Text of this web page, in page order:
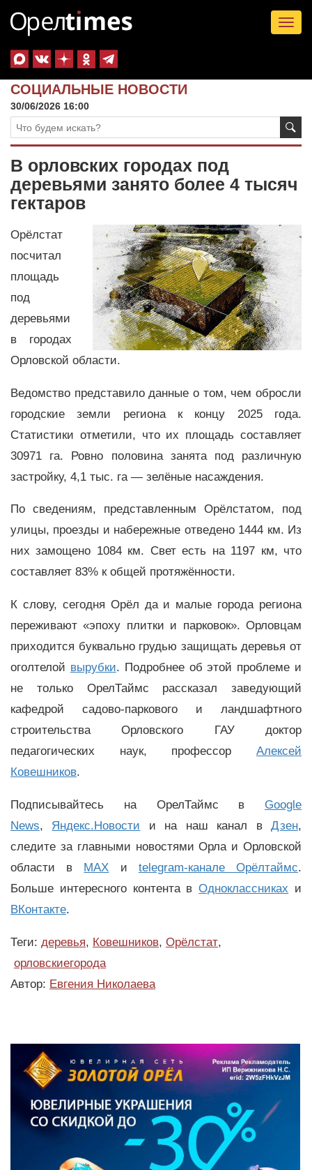
СОЦИАЛЬНЫЕ НОВОСТИ
30/06/2026 16:00
В орловских городах под
деревьями занято более 4 тысяч
гектаров
Орёлстат
посчитал
площадь
под
деревьями
в городах
Орловской области.
Ведомство представило данные о том, чем обросли
городские земли региона к концу 2025 года.
Статистики отметили, что их площадь составляет
30971 га. Ровно половина занята под различную
застройку, 4,1 тыс. га — зелёные насаждения.
По сведениям, представленным Орёлстатом, под
улицы, проезды и набережные отведено 1444 км. Из
них замощено 1084 км. Свет есть на 1197 км, что
составляет 83% к общей протяжённости.
К слову, сегодня Орёл да и малые города региона
переживают «эпоху плитки и парковок». Орловцам
приходится буквально грудью защищать деревья от
оголтелой вырубки. Подробнее об этой проблеме и
не только ОрелТаймс рассказал заведующий
кафедрой садово-паркового и ландшафтного
строительства Орловского ГАУ доктор
педагогических наук, профессор Алексей
Ковешников.
Подписывайтесь на ОрелТаймс в Google
News, Яндекс.Новости и на наш канал вДзен,
следите за главными новостями Орла и Орловской
области в MAX и telegram-канале Орёлтаймс.
Больше интересного контента вОдноклассниках и
ВКонтакте.
Теги: деревья, Ковешников, Орёлстат,
орловскиегорода
Автор: Евгения Николаева